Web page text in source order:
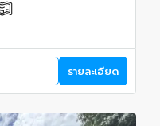
รายละเอียด